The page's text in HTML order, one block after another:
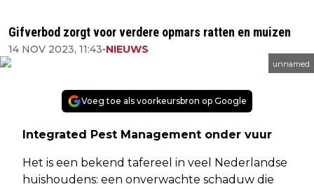
Gifverbod zorgt voor verdere opmars ratten en muizen
14 NOV 2023, 11:43•NIEUWS
unnamed
Voeg toe als voorkeursbron op Google
Integrated Pest Management onder vuur
Het is een bekend tafereel in veel Nederlandse
huishoudens: een onverwachte schaduw die